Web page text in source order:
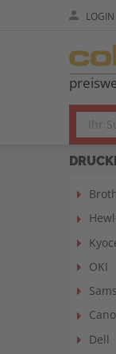
LOGIN
OKI
Dell